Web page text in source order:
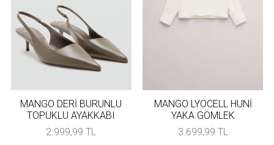
MANGO DERİ BURUNLU
TOPUKLU AYAKKABI
2.999,99 TL
MANGO LYOCELL HUNİ
YAKA GÖMLEK
3.699,99 TL